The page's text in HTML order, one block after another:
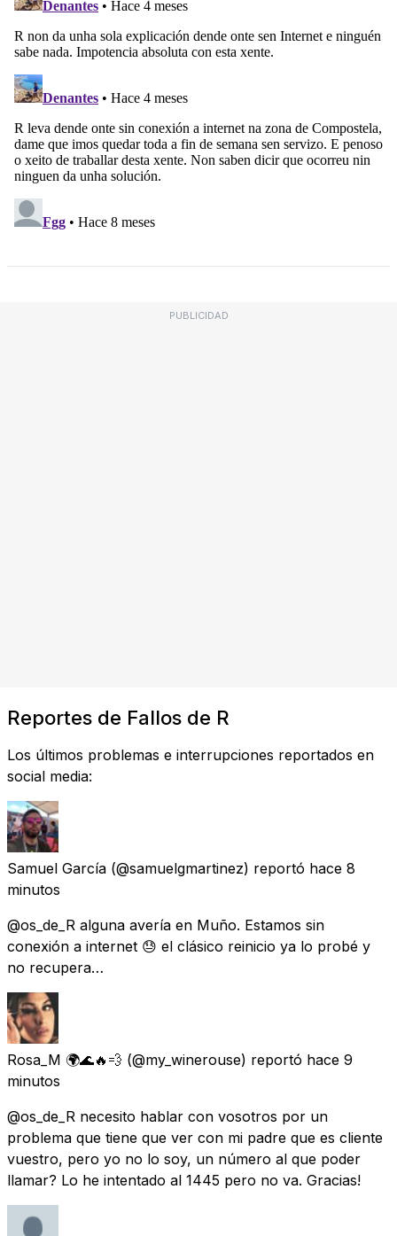
PUBLICIDAD
Reportes de Fallos de R
Los últimos problemas e interrupciones reportados en
social media:
Samuel García (@samuelgmartinez) reportó hace 8
minutos
@os_de_R alguna avería en Muño. Estamos sin
conexión a internet 😓 el clásico reinicio ya lo probé y
no recupera…
Rosa_M 🌍🌊🔥💨 (@my_winerouse) reportó hace 9
minutos
@os_de_R necesito hablar con vosotros por un
problema que tiene que ver con mi padre que es cliente
vuestro, pero yo no lo soy, un número al que poder
llamar? Lo he intentado al 1445 pero no va. Gracias!